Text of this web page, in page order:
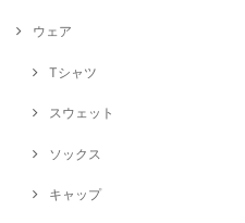
ウェア
Tシャツ
スウェット
ソックス
キャップ